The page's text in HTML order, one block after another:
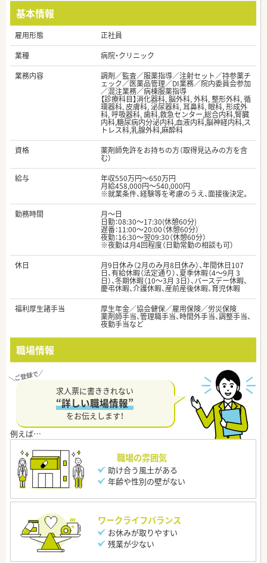
基本情報
雇用形態
正社員
業種
病院・クリニック
業務内容
調剤／監査／服薬指導／注射セット／持参薬チ
ェック／医薬品管理／DI業務／院内委員会参加
／混注業務／病棟服薬指導
【診療科目】消化器科, 脳外科, 外科, 整形外科, 循
環器科, 皮膚科, 泌尿器科, 耳鼻科, 眼科, 形成外
科, 呼吸器科, 歯科,救急センター,総合内科,腎臓
内科,糖尿病内分泌内科,血液内科,脳神経内科,ス
トレス科,乳腺外科,麻酔科
資格
薬剤師免許をお持ちの方（取得見込みの方を含
む）
給与
年収550万円～650万円
月給458,000円～540,000円
※就業条件、経験等を考慮のうえ、面接後決定。
勤務時間
月～日
日勤：08:30～17:30(休憩60分)
遅番：11:00～20:00（休憩60分）
夜勤：16:30～翌09:30（休憩60分）
※夜勤は月4回程度（日勤常勤の相談も可）
休日
月9日休み（2月のみ月8日休み）、年間休日107
日、有給休暇（法定通り）、夏季休暇（4～9月 3
日）、冬期休暇（10～3月 3日）、バースデー休暇、
慶弔休暇、介護休暇、産前産後休暇、育児休暇
福利厚生諸手当
厚生年金／協会健保／雇用保険／労災保険
薬剤師手当、管理職手当、時間外手当、調整手当、
夜勤手当など
職場情報
求人票に書ききれない
“詳しい職場情報”
をお伝えします！
職場の雰囲気
助け合う風土がある
年齢や性別の壁がない
ワークライフバランス
お休みが取りやすい
残業が少ない